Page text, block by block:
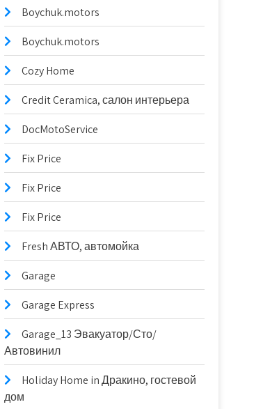
Boychuk.motors
Boychuk.motors
Cozy Home
Credit Ceramica, салон интерьера
DocMotoService
Fix Price
Fix Price
Fix Price
Fresh АВТО, автомойка
Garage
Garage Express
Garage_13 Эвакуатор/Сто/
Автовинил
Holiday Home in Дракино, гостевой
дом